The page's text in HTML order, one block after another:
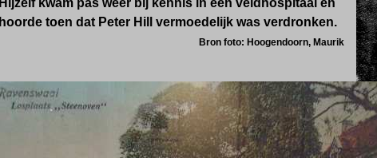
Hijzelf kwam pas weer bij kennis in een veldhospitaal en
hoorde toen dat Peter Hill vermoedelijk was verdronken.
Bron foto: Hoogendoorn, Maurik